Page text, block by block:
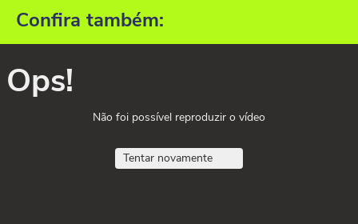
Confira também:
Ops!
Não foi possível reproduzir o vídeo
Tentar novamente